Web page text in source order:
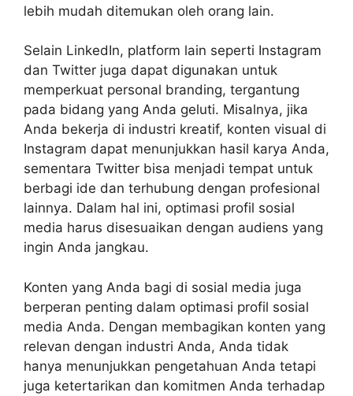
lebih mudah ditemukan oleh orang lain.
Selain LinkedIn, platform lain seperti Instagram
dan Twitter juga dapat digunakan untuk
memperkuat personal branding, tergantung
pada bidang yang Anda geluti. Misalnya, jika
Anda bekerja di industri kreatif, konten visual di
Instagram dapat menunjukkan hasil karya Anda,
sementara Twitter bisa menjadi tempat untuk
berbagi ide dan terhubung dengan profesional
lainnya. Dalam hal ini, optimasi profil sosial
media harus disesuaikan dengan audiens yang
ingin Anda jangkau.
Konten yang Anda bagi di sosial media juga
berperan penting dalam optimasi profil sosial
media Anda. Dengan membagikan konten yang
relevan dengan industri Anda, Anda tidak
hanya menunjukkan pengetahuan Anda tetapi
juga ketertarikan dan komitmen Anda terhadap